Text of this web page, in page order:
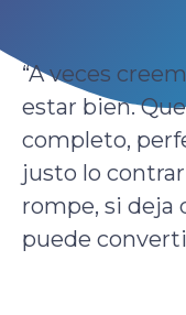
“A veces
estar bien.
completo,
justo lo
rompe, si deja
puede